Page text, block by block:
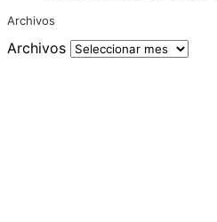
Archivos
Archivos